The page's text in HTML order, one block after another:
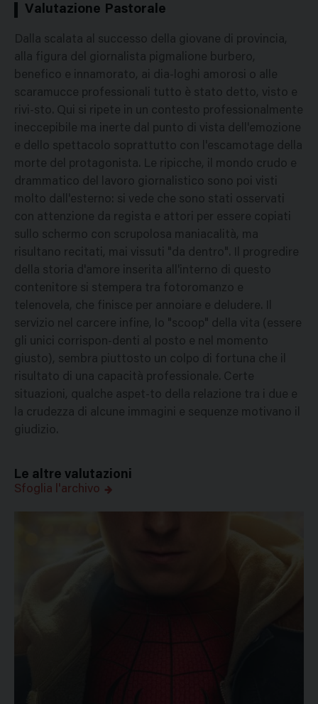
Valutazione Pastorale
Dalla scalata al successo della giovane di provincia,
alla figura del giornalista pigmalione burbero,
benefico e innamorato, ai dia-loghi amorosi o alle
scaramucce professionali tutto è stato detto, visto e
rivi-sto. Qui si ripete in un contesto professionalmente
ineccepibile ma inerte dal punto di vista dell'emozione
e dello spettacolo soprattutto con l'escamotage della
morte del protagonista. Le ripicche, il mondo crudo e
drammatico del lavoro giornalistico sono poi visti
molto dall'esterno: si vede che sono stati osservati
con attenzione da regista e attori per essere copiati
sullo schermo con scrupolosa maniacalità, ma
risultano recitati, mai vissuti "da dentro". Il progredire
della storia d'amore inserita all'interno di questo
contenitore si stempera tra fotoromanzo e
telenovela, che finisce per annoiare e deludere. Il
servizio nel carcere infine, lo "scoop" della vita (essere
gli unici corrispon-denti al posto e nel momento
giusto), sembra piuttosto un colpo di fortuna che il
risultato di una capacità professionale. Certe
situazioni, qualche aspet-to della relazione tra i due e
la crudezza di alcune immagini e sequenze motivano il
giudizio.
Le altre valutazioni
Sfoglia l'archivo